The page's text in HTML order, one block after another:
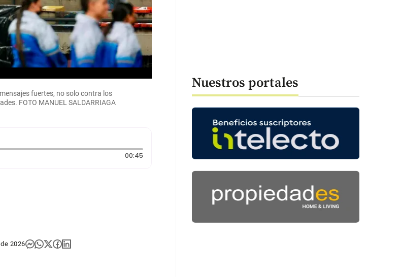
fuertes, no solo contra los
FOTO MANUEL SALDARRIAGA
00:45Duración: 45 segundos
2026
Nuestros portales